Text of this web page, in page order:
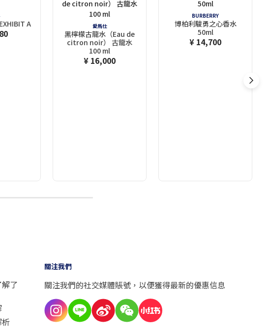
A 愛馬仕
黑檸檬古龍水（Eau de
citron noir） 古龍水
100 ml
¥ 16,000
BURBERRY
博柏利駿勇之心香水
50ml
¥ 14,700
8 9 10
了
析
關注我們
關注我們的社交媒體賬號，以便獲得最新的優惠信息